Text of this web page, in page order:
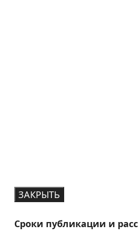
ЗАКРЫТЬ
Сроки публикации и